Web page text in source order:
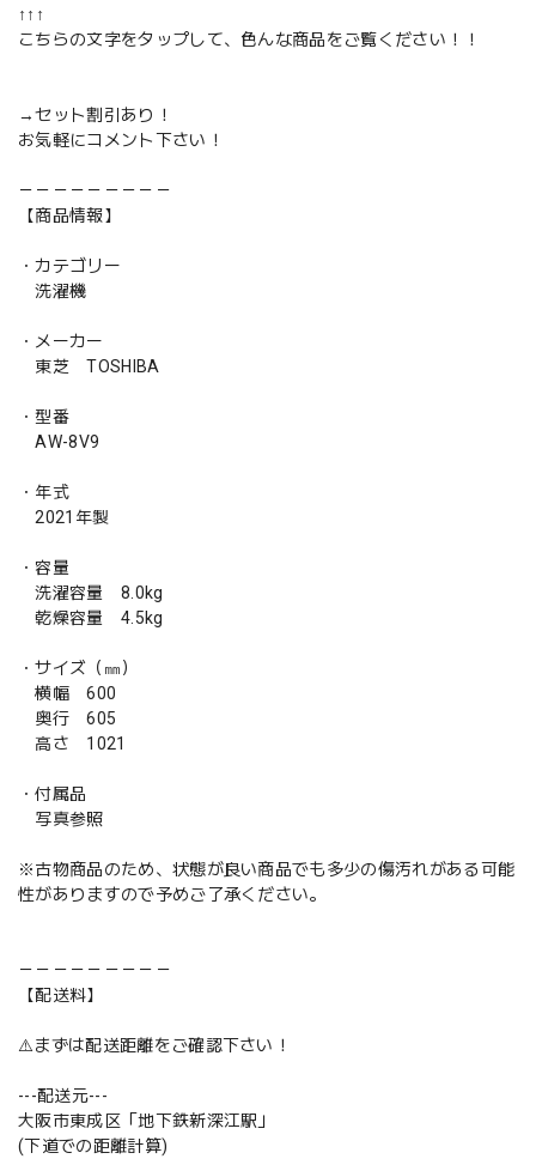
↑↑↑
こちらの文字をタップして、色んな商品をご覧ください！！
→セット割引あり！
お気軽にコメント下さい！
－－－－－－－－－
【商品情報】
・カテゴリー
洗濯機
・メーカー
東芝 TOSHIBA
・型番
AW-8V9
・年式
2021年製
・容量
洗濯容量 8.0kg
乾燥容量 4.5kg
・サイズ（㎜）
横幅 600
奥行 605
高さ 1021
・付属品
写真参照
※古物商品のため、状態が良い商品でも多少の傷汚れがある可能
性がありますので予めご了承ください。
－－－－－－－－－
【配送料】
⚠️まずは配送距離をご確認下さい！
---配送元---
大阪市東成区「地下鉄新深江駅」
(下道での距離計算)